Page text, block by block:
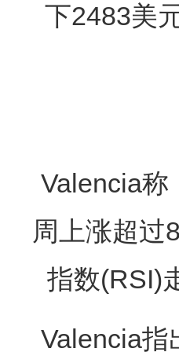
下2483美
Valencia称
周上涨超过
指数(RSI)
Valencia指